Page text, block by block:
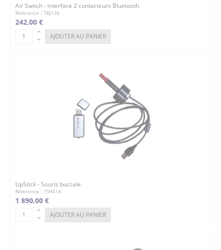
Air Switch - interface 2 contacteurs Bluetooth
Réference : 7BJ136
242,00 €
AJOUTER AU PANIER
LipStick - Souris buccale
Réference : 7SH01A
1 890,00 €
AJOUTER AU PANIER